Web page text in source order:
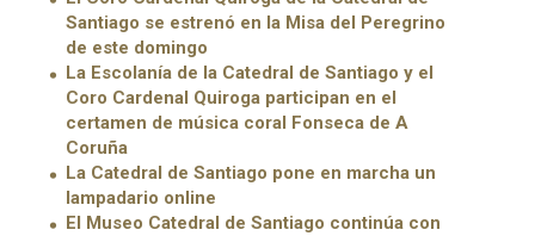
Santiago se estrenó en la Misa del Peregrino
de este domingo
La Escolanía de la Catedral de Santiago y el
Coro Cardenal Quiroga participan en el
certamen de música coral Fonseca de A
Coruña
La Catedral de Santiago pone en marcha un
lampadario online
El Museo Catedral de Santiago continúa con